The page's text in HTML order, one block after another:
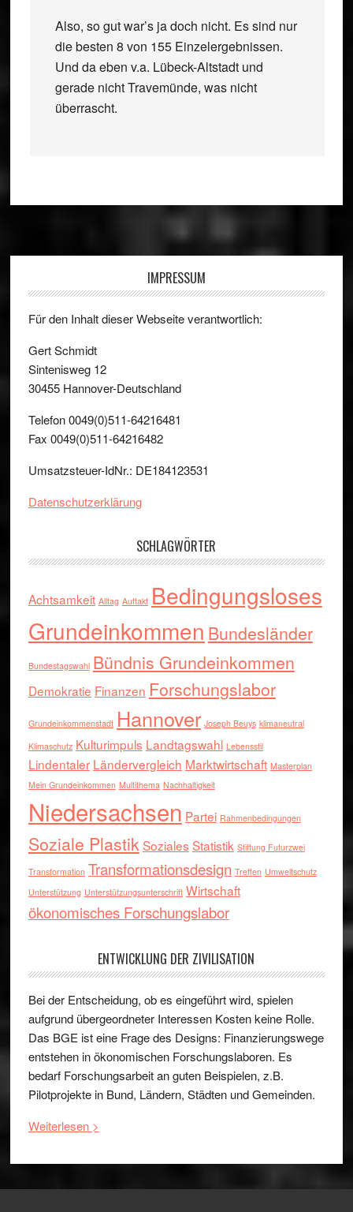
Also, so gut war’s ja doch nicht. Es sind nur
die besten 8 von 155 Einzelergebnissen.
Und da eben v.a. Lübeck-Altstadt und
gerade nicht Travemünde, was nicht
überrascht.
IMPRESSUM
Für den Inhalt dieser Webseite verantwortlich:
Gert Schmidt
Sintenisweg 12
30455 Hannover-Deutschland
Telefon 0049(0)511-64216481
Fax 0049(0)511-64216482
Umsatzsteuer-IdNr.: DE184123531
Datenschutzerklärung
SCHLAGWÖRTER
Achtsamkeit Alltag Auftakt Bedingungsloses
Grundeinkommen Bundesländer
Bundestagswahl Bündnis Grundeinkommen
Demokratie Finanzen Forschungslabor
Grundeinkommenstadt Hannover Joseph Beuys klimaneutral
Klimaschutz Kulturimpuls Landtagswahl Lebensstil
Lindentaler Ländervergleich Marktwirtschaft Masterplan
Mein Grundeinkommen Multithema Nachhaltigkeit
Niedersachsen Partei Rahmenbedingungen
Soziale PlastikSoziales Statistik Stiftung Futurzwei
Transformation Transformationsdesign Treffen Umweltschutz
Unterstützung Unterstützungsunterschrift Wirtschaft
ökonomisches Forschungslabor
ENTWICKLUNG DER ZIVILISATION
Bei der Entscheidung, ob es eingeführt wird, spielen
aufgrund übergeordneter Interessen Kosten keine Rolle.
Das BGE ist eine Frage des Designs: Finanzierungswege
entstehen in ökonomischen Forschungslaboren. Es
bedarf Forschungsarbeit an guten Beispielen, z.B.
Pilotprojekte in Bund, Ländern, Städten und Gemeinden.
Weiterlesen >